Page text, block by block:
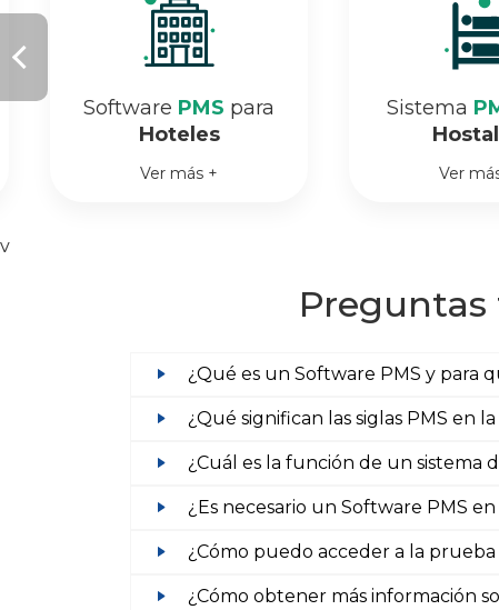
Software PMS para
Hoteles
Ver más +
Sistema
Ver
v
Preguntas
¿Qué es un Software PMS y para
¿Qué significan las siglas PMS en
¿Cuál es la función de un sistema
¿Es necesario un Software PMS
¿Cómo puedo acceder a la
¿Cómo obtener más información